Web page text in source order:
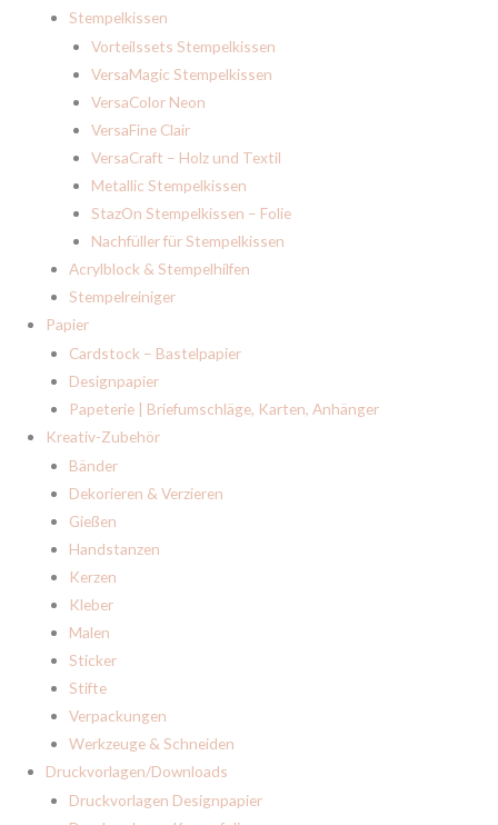
Stempelkissen
Vorteilssets Stempelkissen
VersaMagic Stempelkissen
VersaColor Neon
VersaFine Clair
VersaCraft – Holz und Textil
Metallic Stempelkissen
StazOn Stempelkissen – Folie
Nachfüller für Stempelkissen
Acrylblock & Stempelhilfen
Stempelreiniger
Papier
Cardstock – Bastelpapier
Designpapier
Papeterie | Briefumschläge, Karten, Anhänger
Kreativ-Zubehör
Bänder
Dekorieren & Verzieren
Gießen
Handstanzen
Kerzen
Kleber
Malen
Sticker
Stifte
Verpackungen
Werkzeuge & Schneiden
Druckvorlagen/Downloads
Druckvorlagen Designpapier